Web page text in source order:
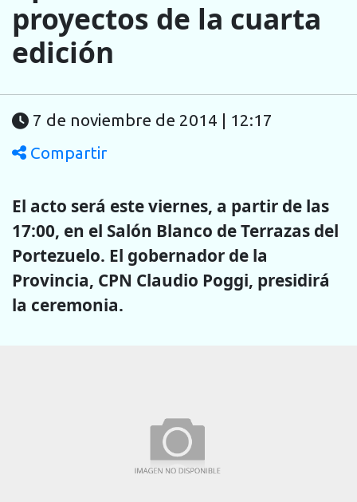
proyectos de la cuarta
edición
7 de noviembre de 2014 | 12:17
Compartir
El acto será este viernes, a partir de las
17:00, en el Salón Blanco de Terrazas del
Portezuelo. El gobernador de la
Provincia, CPN Claudio Poggi, presidirá
la ceremonia.